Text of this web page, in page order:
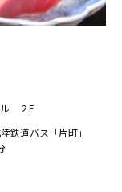
ル ２F
鉄道バス「片町」